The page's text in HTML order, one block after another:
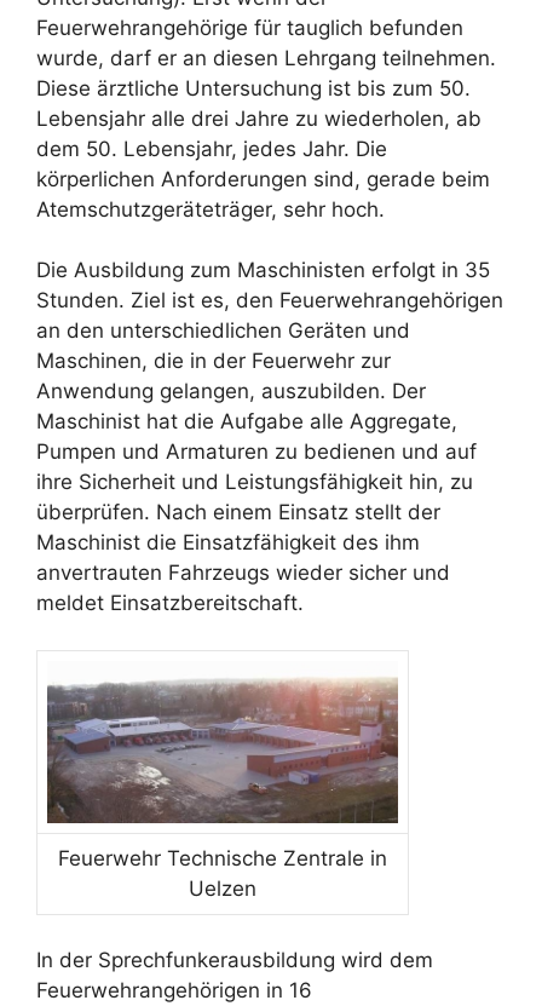
Feuerwehrangehörige für tauglich befunden
wurde, darf er an diesen Lehrgang teilnehmen.
Diese ärztliche Untersuchung ist bis zum 50.
Lebensjahr alle drei Jahre zu wiederholen, ab
dem 50. Lebensjahr, jedes Jahr. Die
körperlichen Anforderungen sind, gerade beim
Atemschutzgeräteträger, sehr hoch.
Die Ausbildung zum Maschinisten erfolgt in 35
Stunden. Ziel ist es, den Feuerwehrangehörigen
an den unterschiedlichen Geräten und
Maschinen, die in der Feuerwehr zur
Anwendung gelangen, auszubilden. Der
Maschinist hat die Aufgabe alle Aggregate,
Pumpen und Armaturen zu bedienen und auf
ihre Sicherheit und Leistungsfähigkeit hin, zu
überprüfen. Nach einem Einsatz stellt der
Maschinist die Einsatzfähigkeit des ihm
anvertrauten Fahrzeugs wieder sicher und
meldet Einsatzbereitschaft.
Feuerwehr Technische Zentrale in
Uelzen
In der Sprechfunkerausbildung wird dem
Feuerwehrangehörigen in 16